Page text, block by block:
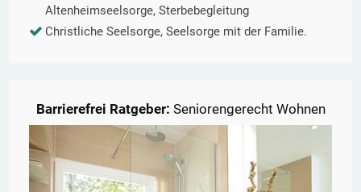
Altenheimseelsorge, Sterbebegleitung
Christliche Seelsorge, Seelsorge mit der Familie.
Barrierefrei Ratgeber: Seniorengerecht Wohnen